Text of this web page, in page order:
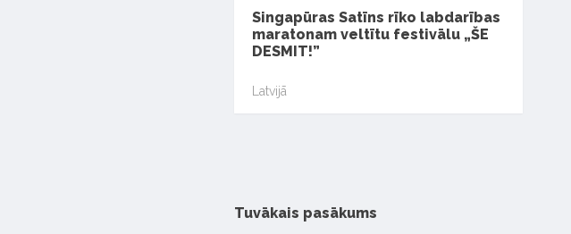
Singapūras Satīns rīko labdarības
maratonam veltītu festivālu „ŠE
DESMIT!”
Latvijā
Tuvākais pasākums